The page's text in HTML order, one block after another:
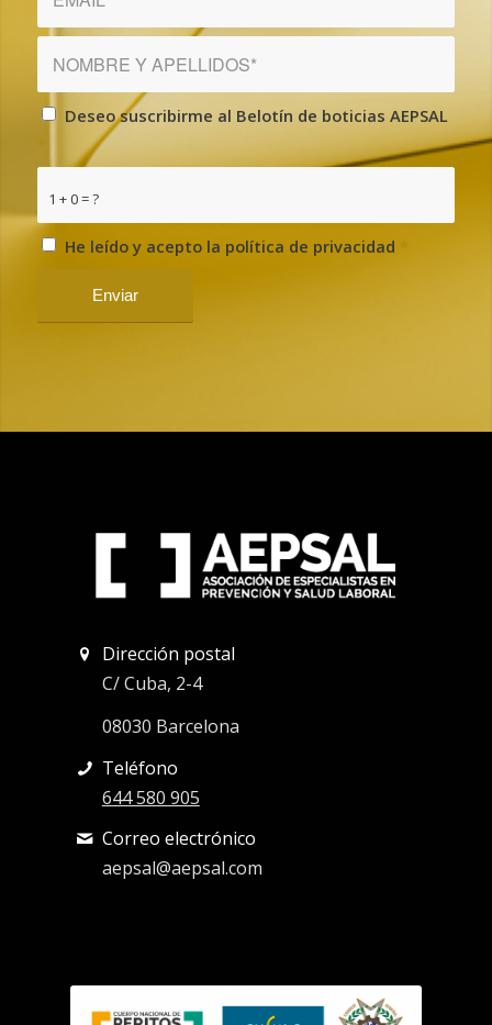
Deseo suscribirme al Belotín de boticias AEPSAL
*
1 + 0 = ?
He leído y acepto la política de privacidad
Dirección postal
C/ Cuba, 2-4
08030 Barcelona
Teléfono
644 580 905
Correo electrónico
aepsal@aepsal.com